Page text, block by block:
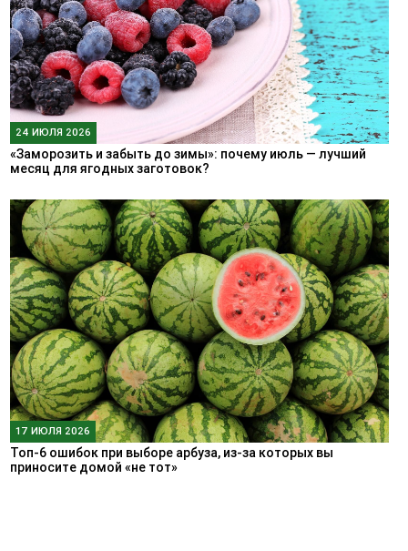
24 ИЮЛЯ 2026
«Заморозить и забыть до зимы»: почему июль — лучший
месяц для ягодных заготовок?
17 ИЮЛЯ 2026
Топ-6 ошибок при выборе арбуза, из-за которых вы
приносите домой «не тот»